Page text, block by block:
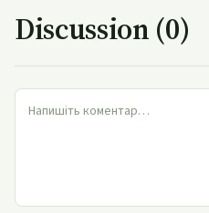
Discussion (0)